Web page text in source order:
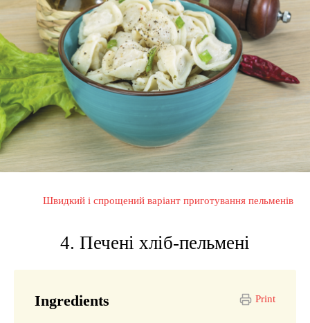
Швидкий і спрощений варіант приготування пельменів
4. Печені хліб-пельмені
Print
Ingredients